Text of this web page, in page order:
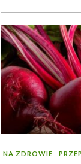
NA ZDROWIE